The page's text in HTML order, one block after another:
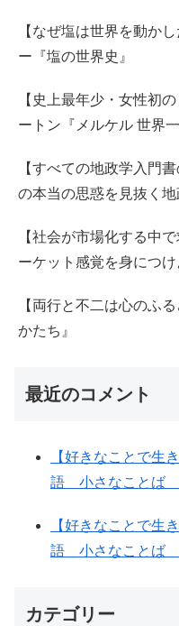
【なぜ塩は世界を動か
ー『塩の世界史』
【史上最年少・女性初
ートン『メルケル 世界一
【すべての地政学入門
の本当の思惑を見抜く地
【社会が市場化する中
ーケット感覚を身につけ
【両行と不二は心のふ
かたち』
最近のコメント
【好きなことで生
語 小さなことば
【好きなことで生
語 小さなことば
カテゴリー